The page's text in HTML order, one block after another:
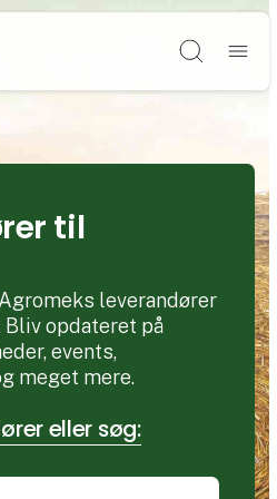
Søg
til
leverandører
Bliv opdateret på
events,
meget mere.
eller søg: